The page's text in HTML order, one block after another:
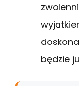
będzie